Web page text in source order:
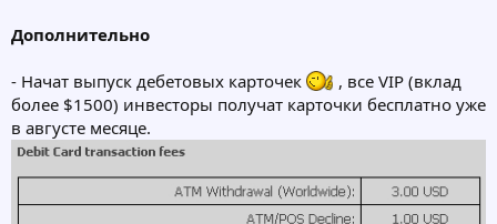
Дополнительно
- Начат выпуск дебетовых карточек
, все VIP (вклад
более $1500) инвесторы получат карточки бесплатно уже
в августе месяце.